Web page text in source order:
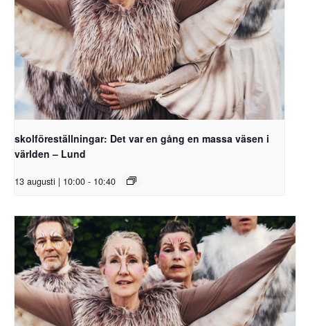
skolföreställningar: Det var en gång en massa väsen i
världen – Lund
13 augusti | 10:00 - 10:40